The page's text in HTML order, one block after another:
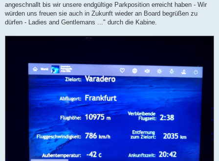
angeschnallt bis wir unsere endgültige Parkposition erreicht haben - Wir
würden uns freuen sie auch in Zukunft wieder an Board begrüßen zu
dürfen - Ladies and Gentlemans ..." durch die Kabine.